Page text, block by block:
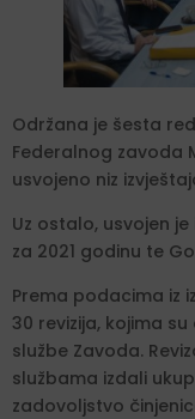
Održana je šesta
Federalnog zavoda
usvojeno niz
Uz ostalo, usvojen
za 2021 godinu te
Prema podacima iz
30 revizija, kojima
službe Zavoda.
službama izdali
zadovoljstvo